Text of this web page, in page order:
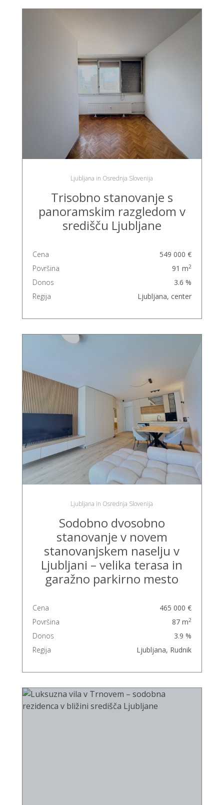
Ljubljana in Osrednja Slovenija
Trisobno stanovanje s
panoramskim razgledom v
središču Ljubljane
Cena
549 000 €
Površina
91 m2
Donos
3.6 %
Regija
Ljubljana, center
Ljubljana in Osrednja Slovenija
Sodobno dvosobno
stanovanje v novem
stanovanjskem naselju v
Ljubljani – velika terasa in
garažno parkirno mesto
Cena
465 000 €
Površina
87 m2
Donos
3.9 %
Regija
Ljubljana, Rudnik